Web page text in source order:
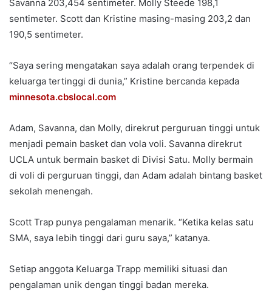
Savanna 203,454 sentimeter. Molly Steede 198,1
sentimeter. Scott dan Kristine masing-masing 203,2 dan
190,5 sentimeter.
“Saya sering mengatakan saya adalah orang terpendek di
keluarga tertinggi di dunia,” Kristine bercanda kepada
minnesota.cbslocal.com
Adam, Savanna, dan Molly, direkrut perguruan tinggi untuk
menjadi pemain basket dan vola voli. Savanna direkrut
UCLA untuk bermain basket di Divisi Satu. Molly bermain
di voli di perguruan tinggi, dan Adam adalah bintang basket
sekolah menengah.
Scott Trap punya pengalaman menarik. “Ketika kelas satu
SMA, saya lebih tinggi dari guru saya,” katanya.
Setiap anggota Keluarga Trapp memiliki situasi dan
pengalaman unik dengan tinggi badan mereka.